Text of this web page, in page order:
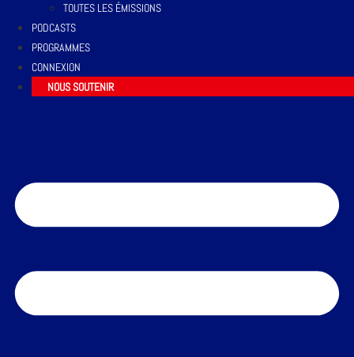
TOUTES LES ÉMISSIONS
PODCASTS
PROGRAMMES
CONNEXION
NOUS SOUTENIR